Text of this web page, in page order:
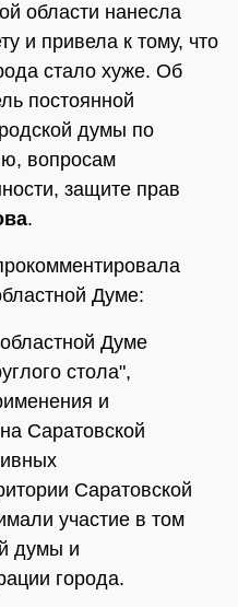
области нанесла
и привела к тому, что
стало хуже. Об
постоянной
думы по
вопросам
защите прав
.
Думе:
Думе
стола",
и
Саратовской
Саратовской
участие в том
думы и
города.